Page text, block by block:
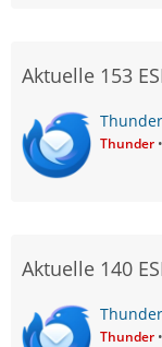
Aktuelle 153
Thunder
Aktuelle 140
Thunder